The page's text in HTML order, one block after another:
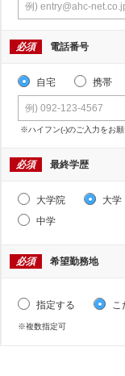
必須 電話番号
自宅 携帯
※ハイフン(-)のご入力をお願
必須 最終学歴
大学院 大学
中学
必須 希望勤務地
指定する
※複数指定可